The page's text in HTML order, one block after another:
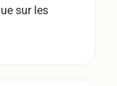
sur les